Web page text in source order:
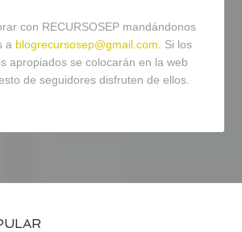
con RECURSOSEP mandándonos
a blogrecursosep@gmail.com. Si los
apropiados se colocarán en la web
de seguidores disfruten de ellos.